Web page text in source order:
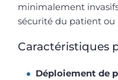
minimalement
sécurité du patient ou
Caractéristiques
Déploiement de